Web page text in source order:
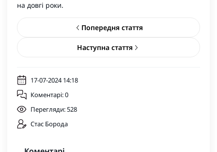
на довгі роки.
Попередня стаття
Наступна стаття
17-07-2024 14:18
Коментарі: 0
Перегляди: 528
Стас Борода